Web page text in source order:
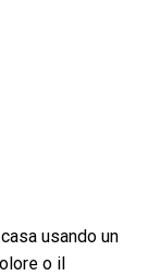
usando un
o il